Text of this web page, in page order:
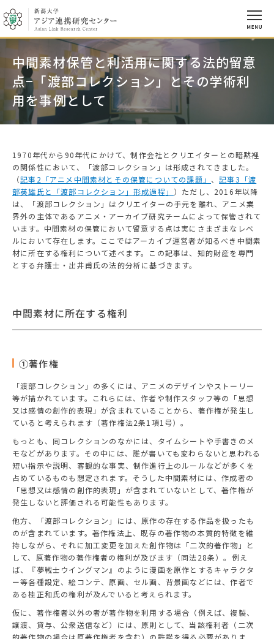
中間素材保管と利活用に関する法的留意
点−「渡部コレクション」とその学術利
用を事例として
1970年代から90年代にかけて、制作会社とクリエイターとの暗黙裡
の関係性において、「渡部コレクション」は形成されてきました。
（記事2「アニメ中間素材とその保管についての課題」 、記事3「渡
部英雄氏と「渡部コレクション」形成過程」 ）ただし、2016年以降
は、「渡部コレクション」はクリエイターの手元を離れ、アニメ業
界外の主体であるアニメ・アーカイブ研究チームによって保管されて
います。中間素材の保管において留意する点は実にさまざまなレベ
ルにおいて存在します。ここではアーカイブ運営者が知るべき中間素
材に所在する権利について述べます。この記事は、知的財産を専門
とする弁護士・出井甫氏の法的分析に基づきます。
中間素材に所在する権利
①著作権
「渡部コレクション」の多くには、アニメのデザインやストーリー
等が描かれています。これらには、作者や制作スタッフ等の「思想
又は感情の創作的表現」が含まれていることから、著作権が発生し
ていると考えられます（著作権法2条1項1号）。
もっとも、同コレクションのなかには、タイムシートや手書きのメ
モなどがあります。その中には、誰が書いても変わらないと思われる
短い指示や説明、客観的な事実、制作進行上のルールなどが多くを
占めているものも想定されます。そうした中間素材には、作成者の
「思想又は感情の創作的表現」が含まれていないとして、著作権が
発生しないと評価される可能性もあります。
他方、「渡部コレクション」には、原作の存在する作品を扱ったも
のが含まれています。著作権法上、既存の著作物の本質的特徴を維
持しながら、それに加工変更を加えた創作物は「二次的著作物」と
して、原著作物の著作権者の権利が及びます（同法28条）。例え
ば、『夢戦士ウイングマン』のように漫画を原作とするキャラクタ
ー等各種設定、絵コンテ、原画、セル画、背景画などには、作者で
ある桂正和氏の権利が及んでいると考えられます。
仮に、著作権者以外の者が著作物を利用する場合（例えば、複製、
譲渡、貸与、公衆送信など）には、原則として、当該権利者（二次
的著作物の場合は原著作権者を含む）の許諾を得る必要がありま